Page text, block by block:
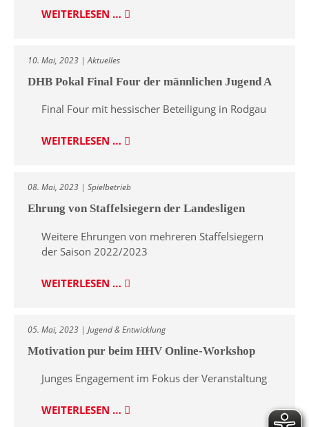
WEITERLESEN …
10. Mai, 2023 | Aktuelles
DHB Pokal Final Four der männlichen Jugend A
Final Four mit hessischer Beteiligung in Rodgau
WEITERLESEN …
08. Mai, 2023 | Spielbetrieb
Ehrung von Staffelsiegern der Landesligen
Weitere Ehrungen von mehreren Staffelsiegern
der Saison 2022/2023
WEITERLESEN …
05. Mai, 2023 | Jugend & Entwicklung
Motivation pur beim HHV Online-Workshop
Junges Engagement im Fokus der Veranstaltung
WEITERLESEN …